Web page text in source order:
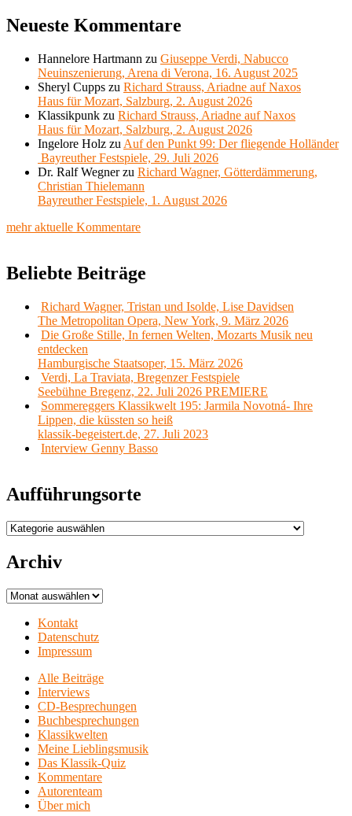
Neueste Kommentare
Hannelore Hartmann zu Giuseppe Verdi, Nabucco
Neuinszenierung, Arena di Verona, 16. August 2025
Sheryl Cupps zu Richard Strauss, Ariadne auf Naxos
Haus für Mozart, Salzburg, 2. August 2026
Klassikpunk zu Richard Strauss, Ariadne auf Naxos
Haus für Mozart, Salzburg, 2. August 2026
Ingelore Holz zu Auf den Punkt 99: Der fliegende Holländer
Bayreuther Festspiele, 29. Juli 2026
Dr. Ralf Wegnerzu Richard Wagner, Götterdämmerung,
Christian Thielemann
Bayreuther Festspiele, 1. August 2026
mehr aktuelle Kommentare
Beliebte Beiträge
Richard Wagner, Tristan und Isolde, Lise Davidsen
The Metropolitan Opera, New York, 9. März 2026
Die Große Stille, In fernen Welten, Mozarts Musik neu
entdecken
Hamburgische Staatsoper, 15. März 2026
Verdi, La Traviata, Bregenzer Festspiele
Seebühne Bregenz, 22. Juli 2026 PREMIERE
Sommereggers Klassikwelt 195: Jarmila Novotná- Ihre
Lippen, die küssten so heiß
klassik-begeistert.de, 27. Juli 2023
Interview Genny Basso
Aufführungsorte
Aufführungsorte
Archiv
Archiv
Kontakt
Datenschutz
Impressum
Alle Beiträge
Interviews
CD-Besprechungen
Buchbesprechungen
Klassikwelten
Meine Lieblingsmusik
Das Klassik-Quiz
Kommentare
Autorenteam
Über mich